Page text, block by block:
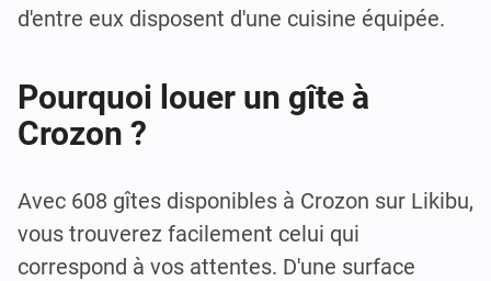
d'entre eux disposent d'une cuisine équipée.
Pourquoi louer un gîte à
Crozon ?
Avec 608 gîtes disponibles à Crozon sur Likibu,
vous trouverez facilement celui qui
correspond à vos attentes. D'une surface